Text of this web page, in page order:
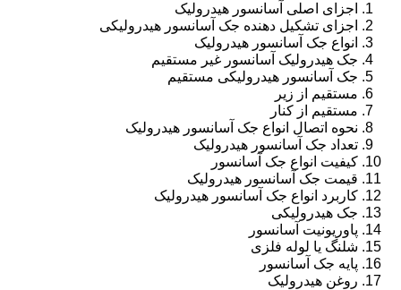
اجزای اصلی آسانسور هیدرولیک
اجزای تشکیل دهنده جک آسانسور هیدرولیکی
انواع جک آسانسور هیدرولیک
جک هیدرولیک آسانسور غیر مستقیم
جک آسانسور هیدرولیکی مستقیم
مستقیم از زیر
مستقیم از کنار
نحوه اتصال انواع جک آسانسور هیدرولیک
تعداد جک آسانسور هیدرولیک
کیفیت انواع جک آسانسور
قیمت جک آسانسور هیدرولیک
کاربرد انواع جک آسانسور هیدرولیک
جک هیدرولیکی
پاوریونیت آسانسور
شلنگ یا لوله فلزی
پایه جک آسانسور
روغن هیدرولیک